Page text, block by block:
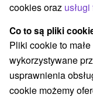
Wszystkie kategorie
Apartmány(3)
Penzióny(8)
Wybierz
cookies oraz
Co to są pliki
Pliki cookie to
wykorzystywane
usprawnienia
cookie możemy